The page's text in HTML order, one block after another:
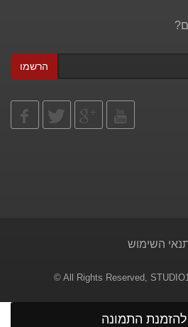
הרשמו
השימוש
© All Rights Reserved,
להזמנת התמונה